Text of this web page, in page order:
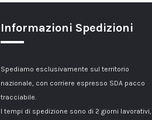
Informazioni Spedizioni
Spediamo esclusivamente sul territorio
nazionale, con corriere espresso SDA pacco
tracciabile.
I tempi di spedizione sono di 2 giorni lavorativi,